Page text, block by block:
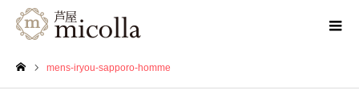
mens-iryou-sapporo-homme